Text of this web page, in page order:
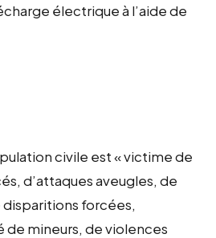
électrique à l’aide de
civile est « victime de
d’attaques aveugles, de
disparitions forcées,
mineurs, de violences